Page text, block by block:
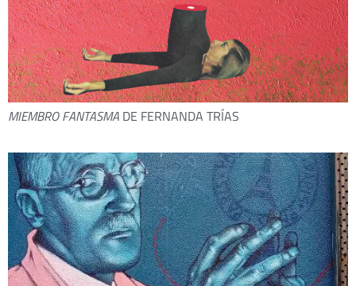
MIEMBRO FANTASMA DE FERNANDA TRÍAS